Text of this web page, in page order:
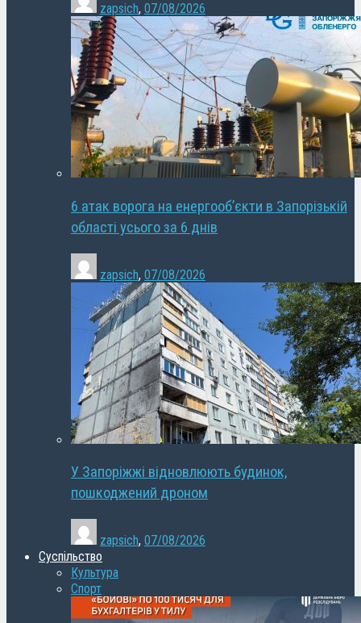
zapsich, 07/08/2026
6 атак ворога на енергооб’єкти в Запорізькій
області усього за 6 днів
zapsich, 07/08/2026
У Запоріжжі відновлюють будинок,
пошкоджений дроном
zapsich, 07/08/2026
Суспільство
Культура
Спорт